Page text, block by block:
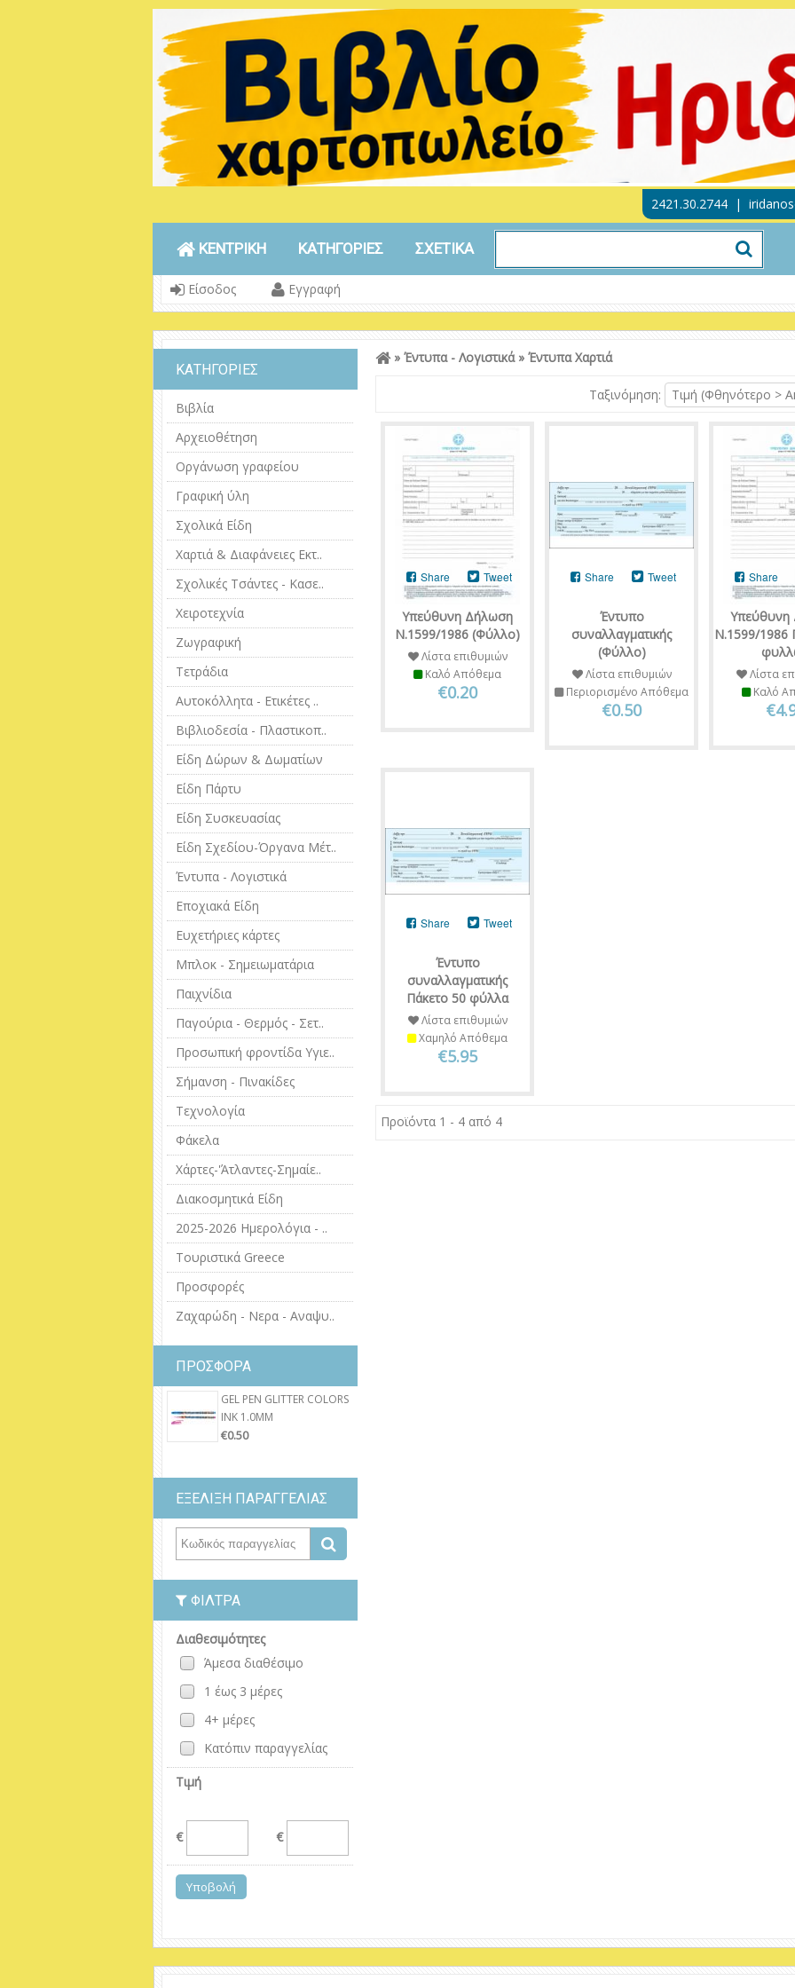
2421.30.2744 |
ΚΕΝΤΡΙΚΗ ΚΑΤΗΓΟΡΙΕΣ ΣΧΕΤΙΚΑ
Είσοδος Εγγραφή
ΚΑΤΗΓΟΡΙΕΣ
Βιβλία
Αρχειοθέτηση
Οργάνωση γραφείου
Γραφική ύλη
Σχολικά Είδη
Χαρτιά & Διαφάνειες Εκτ..
Σχολικές Τσάντες - Κασε..
Χειροτεχνία
Ζωγραφική
Τετράδια
Αυτοκόλλητα - Ετικέτες ..
Βιβλιοδεσία - Πλαστικοπ..
Είδη Δώρων & Δωματίων
Είδη Πάρτυ
Είδη Συσκευασίας
Είδη Σχεδίου-Όργανα Μέτ..
Έντυπα - Λογιστικά
Εποχιακά Είδη
Ευχετήριες κάρτες
Μπλοκ - Σημειωματάρια
Παιχνίδια
Παγούρια - Θερμός - Σετ..
Προσωπική φροντίδα Υγιε..
Σήμανση - Πινακίδες
Τεχνολογία
Φάκελα
Χάρτες-'Άτλαντες-Σημαίε..
Διακοσμητικά Είδη
2025-2026 Ημερολόγια - ..
Τουριστικά Greece
Προσφορές
Ζαχαρώδη - Νερα - Αναψυ..
ΠΡΟΣΦΟΡΑ
GEL PEN GLITTER COLORS
INK 1.0MM
€0.50
ΕΞΕΛΙΞΗ ΠΑΡΑΓΓΕΛΙΑΣ
ΦΊΛΤΡΑ
Διαθεσιμότητες
Άμεσα διαθέσιμο
1 έως 3 μέρες
4+ μέρες
Κατόπιν παραγγελίας
Τιμή
€ €
» Έντυπα - Λογιστικά» Έντυπα Χαρτιά
Ταξινόμηση: Τιμή (Φθηνότερο >
Υπεύθυνη Δήλωση
Ν.1599/1986 (Φύλλο)
Share Tweet
Λίστα επιθυμιών
Καλό Απόθεμα
€0.20
Έντυπο
συναλλαγματικής
(Φύλλο)
Share Tweet
Λίστα επιθυμιών
Περιορισμένο Απόθεμα
€0.50
Ν.1599/1986
Share
Λίστα
Καλό
Έντυπο
συναλλαγματικής
Πάκετο 50 φύλλα
Share Tweet
Λίστα επιθυμιών
Χαμηλό Απόθεμα
€5.95
Προϊόντα 1 - 4 από 4